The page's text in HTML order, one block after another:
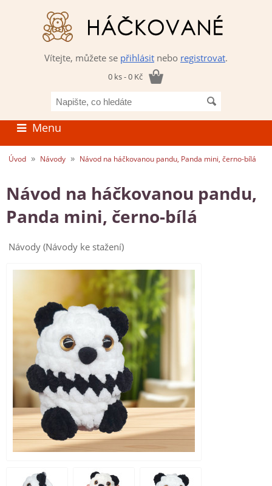
Vítejte, můžete se přihlásit nebo registrovat.
0 ks - 0 Kč
co
hledáte
Menu
Úvod » Návody » Návod na háčkovanou pandu, Panda mini, černo-bílá
Návod na háčkovanou pandu,
Panda mini, černo-bílá
Návody (Návody ke stažení)